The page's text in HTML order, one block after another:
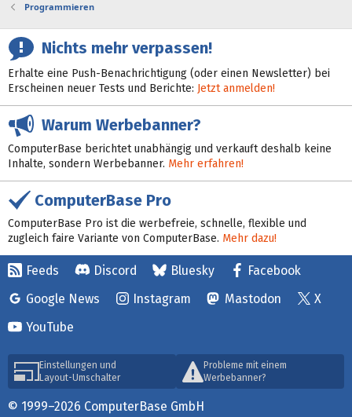
Programmieren
Nichts mehr verpassen!
Erhalte eine Push-Benachrichtigung (oder einen Newsletter) bei
Erscheinen neuer Tests und Berichte: Jetzt anmelden!
Warum Werbebanner?
ComputerBase berichtet unabhängig und verkauft deshalb keine
Inhalte, sondern Werbebanner. Mehr erfahren!
ComputerBase Pro
ComputerBase Pro ist die werbefreie, schnelle, flexible und
zugleich faire Variante von ComputerBase. Mehr dazu!
Feeds Discord Bluesky
Facebook
Google News
Instagram Mastodon
X
YouTube
Einstellungen und
Layout-Umschalter
Probleme mit einem
Werbebanner?
© 1999–2026 ComputerBase GmbH